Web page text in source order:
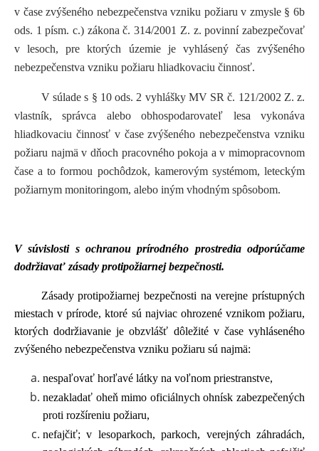
v čase zvýšeného nebezpečenstva vzniku požiaru v zmysle § 6b
ods. 1 písm. c.) zákona č. 314/2001 Z. z. povinní zabezpečovať
v lesoch, pre ktorých územie je vyhlásený čas zvýšeného
nebezpečenstva vzniku požiaru hliadkovaciu činnosť.
V súlade s § 10 ods. 2 vyhlášky MV SR č. 121/2002 Z. z.
vlastník, správca alebo obhospodarovateľ lesa vykonáva
hliadkovaciu činnosť v čase zvýšeného nebezpečenstva vzniku
požiaru najmä v dňoch pracovného pokoja a v mimopracovnom
čase a to formou pochôdzok, kamerovým systémom, leteckým
požiarnym monitoringom, alebo iným vhodným spôsobom.
V súvislosti s ochranou prírodného prostredia odporúčame
dodržiavať zásady protipožiarnej bezpečnosti.
Zásady protipožiarnej bezpečnosti na verejne prístupných
miestach v prírode, ktoré sú najviac ohrozené vznikom požiaru,
ktorých dodržiavanie je obzvlášť dôležité v čase vyhláseného
zvýšeného nebezpečenstva vzniku požiaru sú najmä:
nespaľovať horľavé látky na voľnom priestranstve,
nezakladať oheň mimo oficiálnych ohnísk zabezpečených
proti rozšíreniu požiaru,
nefajčiť; v lesoparkoch, parkoch, verejných záhradách,